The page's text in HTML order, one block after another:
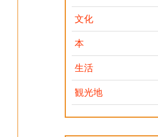
文化
本
生活
観光地